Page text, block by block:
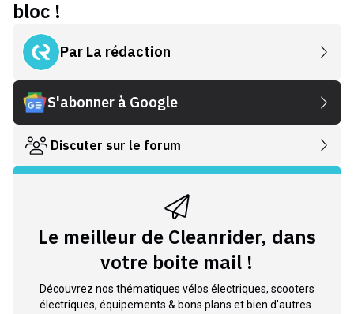
bloc !
Par La rédaction
S'abonner à Google
Discuter sur le forum
Le meilleur de Cleanrider, dans
votre boite mail !
Découvrez nos thématiques vélos électriques, scooters
électriques, équipements & bons plans et bien d'autres.